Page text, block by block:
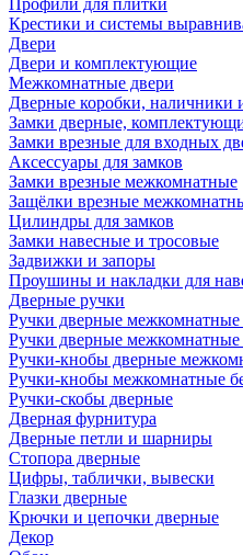
Профили для плитки
Крестики и системы
Двери
Двери и комплектующие
Межкомнатные двери
Дверные коробки, наличники
Замки дверные,
Замки врезные для входных
Аксессуары для замков
Замки врезные межкомнатные
Защёлки врезные
Цилиндры для замков
Замки навесные и тросовые
Задвижки и запоры
Проушины и накладки для
Дверные ручки
Ручки дверные
Ручки дверные межкомнатные
Ручки-кнобы дверные
Ручки-кнобы межкомнатные
Ручки-скобы дверные
Дверная фурнитура
Дверные петли и шарниры
Стопора дверные
Цифры, таблички, вывески
Глазки дверные
Крючки и цепочки дверные
Декор